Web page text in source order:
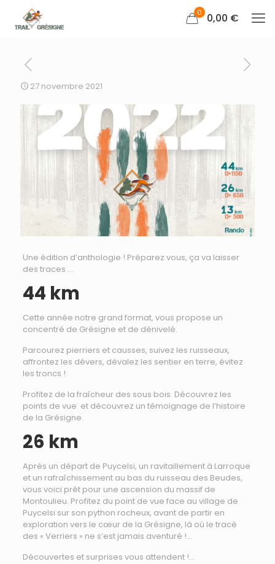
0 0,00 €
27 novembre 2021
Une édition d’anthologie ! Préparez vous, ça va laisser
des traces …
44 km
Cette année notre grand format, vous propose un
concentré de Grésigne et de dénivelé.
Parcourez pierriers et causses, suivez les ruisseaux,
affrontez les dévers, dévalez les sentier en terre, évitez
les troncs !
Profitez de la fraîcheur des sous bois. Découvrez les
points de vue et découvrez un témoignage de l’histoire
de la Grésigne.
26 km
Après un départ de Puycelsi, un ravitaillement à Larroque
et un rafraîchissement au bas du ruisseau des Beudes,
vous voici prêt pour une ascension du massif de
Montoulieu. Profitez du point de vue face au village de
Puycelsi sur son python rocheux, avant de partir en
exploration vers le cœur de la Grésigne, là où le tracé
des « Verriers » ne s’est jamais aventuré !…
Découvertes et surprises vous attendent !…